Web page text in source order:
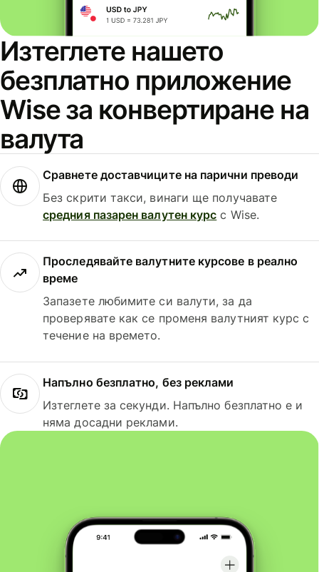
Изтеглете нашето
безплатно приложение
Wise за конвертиране на
валута
Сравнете доставчиците на парични преводи
Без скрити такси, винаги ще получавате
средния пазарен валутен курс с Wise.
Проследявайте валутните курсове в реално
време
Запазете любимите си валути, за да
проверявате как се променя валутният курс с
течение на времето.
Напълно безплатно, без реклами
Изтеглете за секунди. Напълно безплатно е и
няма досадни реклами.